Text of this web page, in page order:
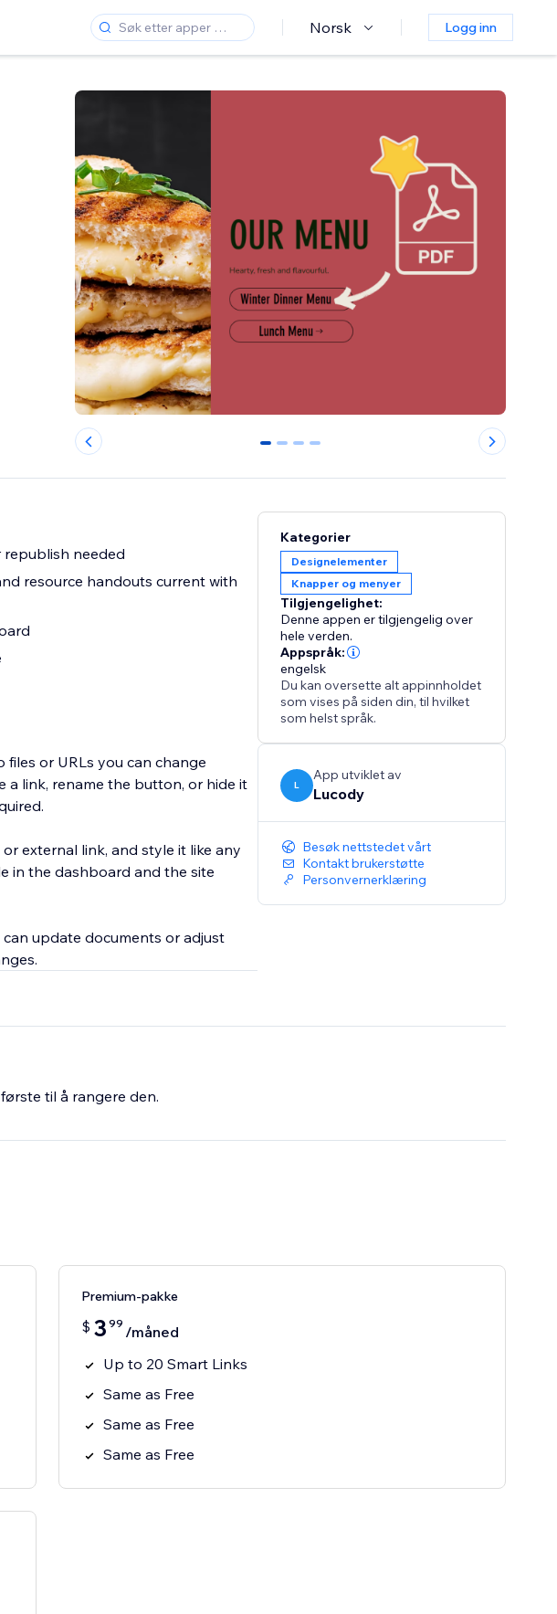
Norsk Logg inn
0 1 2 3
needed
resource handouts current with
or URLs you can change
a link, rename the button, or hide it
external link, and style it like any
in the dashboard and the site
update documents or adjust
Kategorier
Designelementer
Knapper og menyer
Tilgjengelighet:
Denne appen er tilgjengelig over
hele verden.
Appspråk:
engelsk
Du kan oversette alt appinnholdet
som vises på siden din, til hvilket
som helst språk.
L
App utviklet av
Lucody
Besøk nettstedet vårt
Kontakt brukerstøtte
Personvernerklæring
til å rangere den.
Premium-pakke
$ 3 99 /måned
Up to 20 Smart Links
Same as Free
Same as Free
Same as Free